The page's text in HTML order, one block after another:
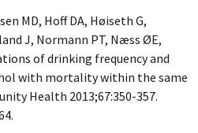
MD, Hoff DA, Høiseth G,
J, Normann PT, Næss ØE,
of drinking frequency and
with mortality within the same
Health 2013;67:350-357.